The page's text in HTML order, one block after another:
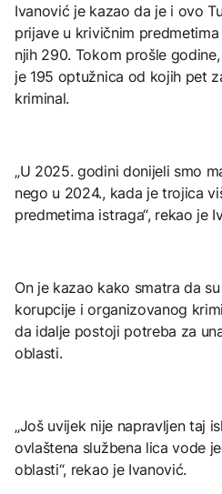
Ivanović je kazao da je i ovo
prijave u krivičnim
njih 290. Tokom prošle
je 195 optužnica od kojih pet
kriminal.
„U 2025. godini donijeli smo
nego u 2024., kada je trojica
predmetima istraga“, rekao je
On je kazao kako smatra da
korupcije i organizovanog
da idalje postoji potreba za
oblasti.
„Još uvijek nije napravljen taj
ovlaštena službena lica vode
oblasti“, rekao je Ivanović.